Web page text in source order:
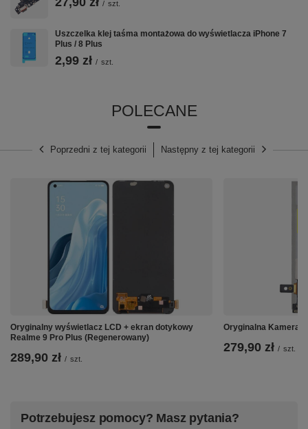
➡️ Specyfikacja techniczna:
Kompatybilność z czujnikiem zbliżeniowym i
światła: Tak
⭐ Regulowana Jasność:
⭐Wielkość Ekranu:
⭐
Gęstość pikseli:266
⭐Technologia:IPS
⭐Model:
/ szt.
Uszczelka klej taśma montażowa do wyświetlacza iPhone 7
Plus / 8 Plus
2,99 zł / szt.
POLECANE
Poprzedni z tej kategorii Następny z tej kategorii
Oryginalny wyświetlacz LCD + ekran dotykowy
Realme 9 Pro Plus (Regenerowany)
289,90 zł / szt.
Oryginalna Kamera
279,90 zł / szt.
Potrzebujesz pomocy? Masz pytania?